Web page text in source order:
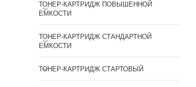
ТОНЕР-КАРТРИДЖ ПОВЫШЕННОЙ
ЕМКОСТИ
ТОНЕР-КАРТРИДЖ СТАНДАРТНОЙ
ЕМКОСТИ
ТОНЕР-КАРТРИДЖ СТАРТОВЫЙ